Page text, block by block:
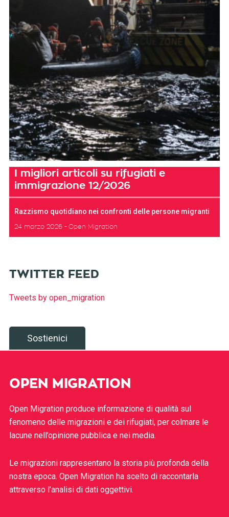
I migliori articoli su rifugiati e
immigrazione 12/2026
Razzismo quotidiano nei confronti delle persone migranti
24 marzo 2026 Open Migration
TWITTER FEED
Tweets by open_migration
Sostienici
OPEN MIGRATION
Open Migration produce informazione di qualità sul
fenomeno delle migrazioni e dei rifugiati, per colmare le
lacune nell’opinione pubblica e nei media.
Le migrazioni rappresentano la storia più profonda della
nostra epoca. Open Migration ha scelto di raccontarla
attraverso l’analisi di dati oggettivi.